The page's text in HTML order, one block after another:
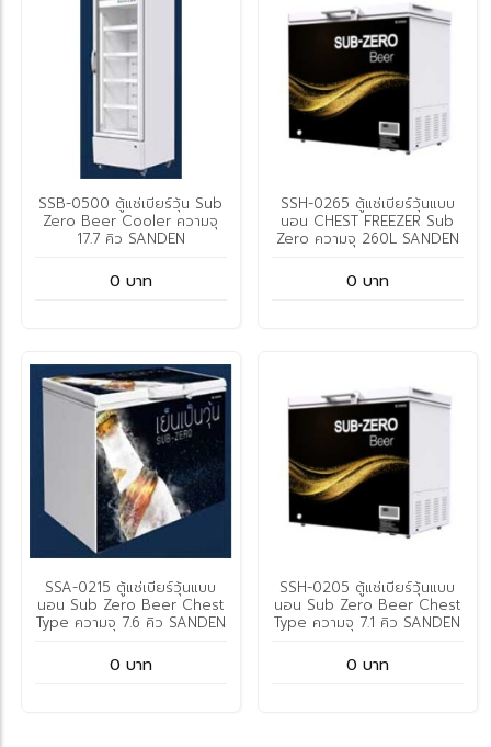
SSB-0500 ตู้แช่เบียร์วุ้น Sub
Zero Beer Cooler ความจุ
17.7 คิว SANDEN
0 บาท
SSH-0265 ตู้แช่เบียร์วุ้นแบบ
นอน CHEST FREEZER Sub
Zero ความจุ 260L SANDEN
0 บาท
SSA-0215 ตู้แช่เบียร์วุ้นแบบ
นอน Sub Zero Beer Chest
Type ความจุ 7.6 คิว SANDEN
0 บาท
SSH-0205 ตู้แช่เบียร์วุ้นแบบ
นอน Sub Zero Beer Chest
Type ความจุ 7.1 คิว SANDEN
0 บาท